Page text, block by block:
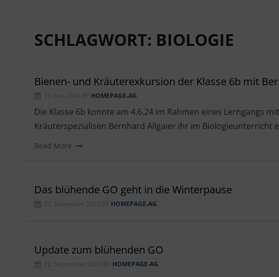
SCHLAGWORT: BIOLOGIE
Bienen- und Kräuterexkursion der Klasse 6b mit
13. Juni 2024 BY HOMEPAGE-AG
Die Klasse 6b konnte am 4.6.24 im Rahmen eines Lerngangs
Kräuterspezialisen Bernhard Allgaier ihr im Biologieunterricht
Read More
Das blühende GO geht in die Winterpause
27. November 2023 BY HOMEPAGE-AG
Update zum blühenden GO
22. September 2023 BY HOMEPAGE-AG